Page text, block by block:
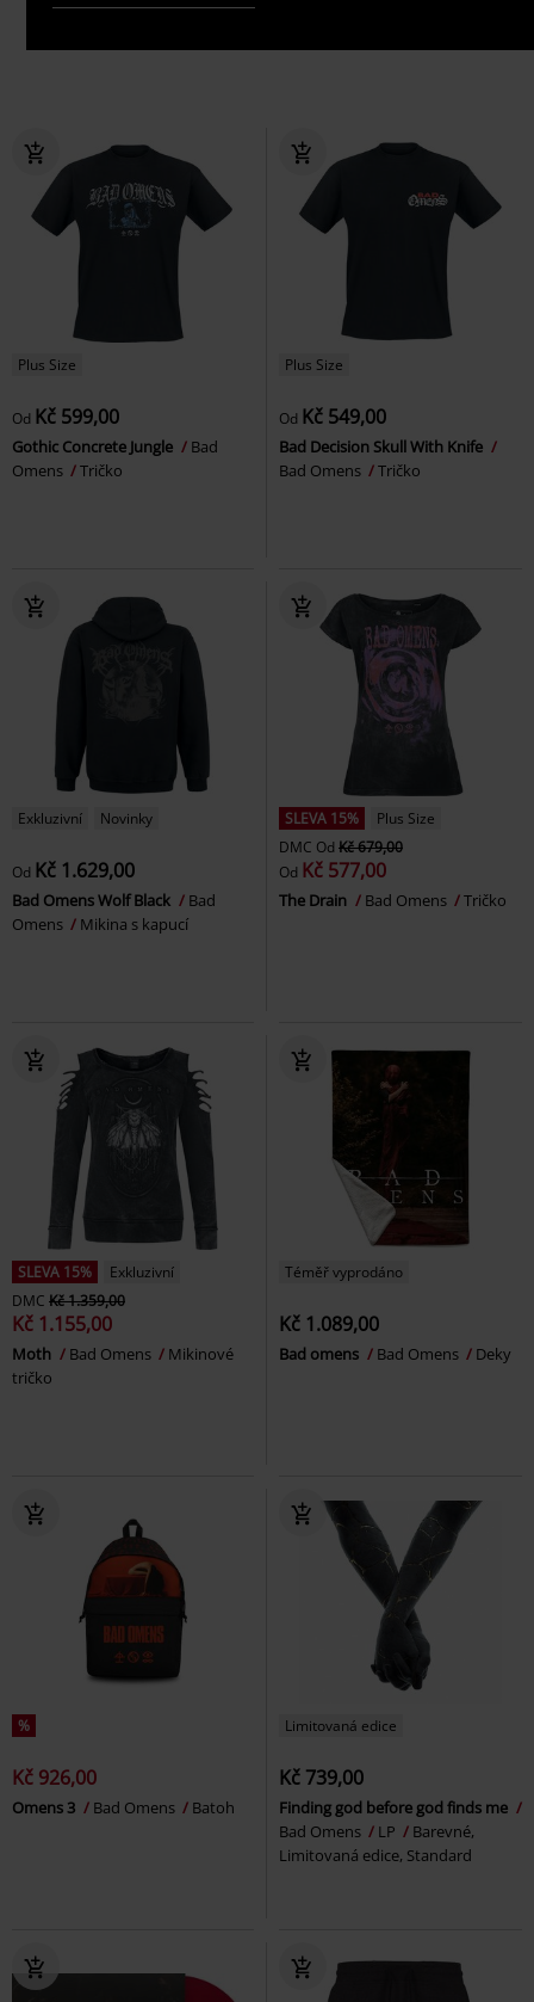
Plus Size
Od Kč 599,00
Gothic Concrete Jungle
Bad
Omens
Tričko
Plus Size
Od Kč 549,00
Bad Decision Skull With Knife
Bad Omens
Tričko
Exkluzivní Novinky
Od Kč 1.629,00
Bad Omens Wolf Black
Bad
Omens
Mikina s kapucí
SLEVA 15%
Plus Size
DMC Od Kč 679,00
Od Kč 577,00
The Drain Bad Omens Tričko
SLEVA 15%
Exkluzivní
DMC Kč 1.359,00
Kč 1.155,00
Moth Bad Omens
Mikinové
tričko
Téměř vyprodáno
Kč 1.089,00
Bad omens Bad Omens Deky
%
Kč 926,00
Omens 3 Bad Omens Batoh
Limitovaná edice
Kč 739,00
Finding god before god finds me
Bad Omens
LP
Barevné,
Limitovaná edice, Standard